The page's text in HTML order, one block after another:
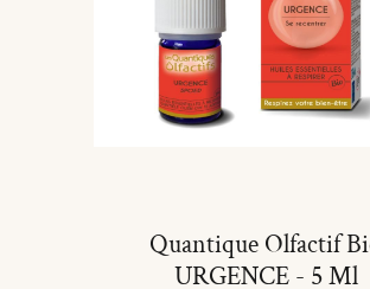
Quantique Olfactif
URGENCE - 5 Ml